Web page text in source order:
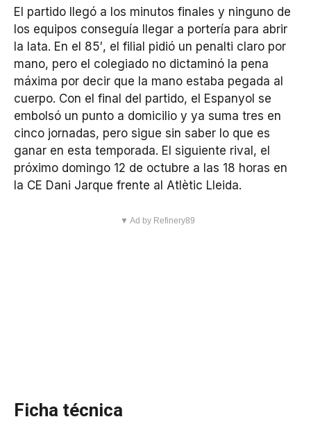
El partido llegó a los minutos finales y ninguno de
los equipos conseguía llegar a portería para abrir
la lata. En el 85′, el filial pidió un penalti claro por
mano, pero el colegiado no dictaminó la pena
máxima por decir que la mano estaba pegada al
cuerpo. Con el final del partido, el Espanyol se
embolsó un punto a domicilio y ya suma tres en
cinco jornadas, pero sigue sin saber lo que es
ganar en esta temporada. El siguiente rival, el
próximo domingo 12 de octubre a las 18 horas en
la CE Dani Jarque frente al Atlètic Lleida.
▼ Ad by Refinery89
Ficha técnica